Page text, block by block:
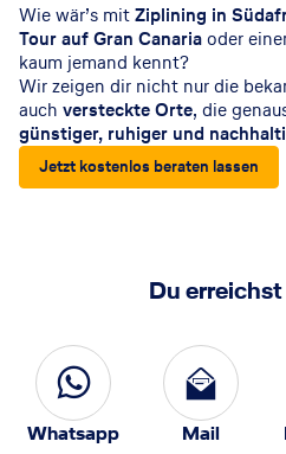
Wie wär’s mitZiplining in
Tour auf Gran Canariaoder
kaum jemand kennt?
Wir zeigen dir nicht nur die
auch versteckte Orte, die
günstiger, ruhiger und
Jetzt kostenlos beraten lassen
Du
Whatsapp Mail